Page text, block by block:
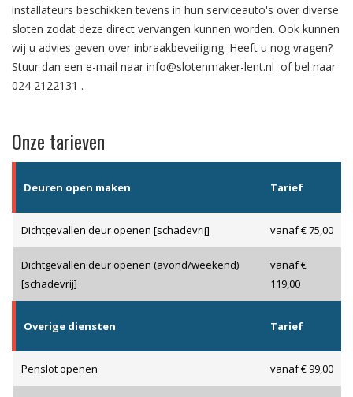
installateurs beschikken tevens in hun serviceauto's over diverse
sloten zodat deze direct vervangen kunnen worden. Ook kunnen
wij u advies geven over inbraakbeveiliging. Heeft u nog vragen?
Stuur dan een e-mail naar info@slotenmaker-lent.nl of bel naar
024 2122131 .
Onze tarieven
Deuren open maken Tarief
Dichtgevallen deur openen [schadevrij] vanaf € 75,00
Dichtgevallen deur openen (avond/weekend)
[schadevrij]
vanaf €
119,00
Overige diensten Tarief
Penslot openen vanaf € 99,00